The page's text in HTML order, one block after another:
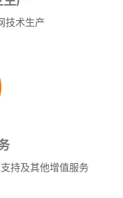
技术生产
持及其他增值服务